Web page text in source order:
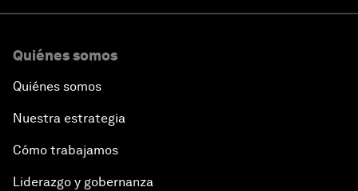
Quiénes somos
Quiénes somos
Nuestra estrategia
Cómo trabajamos
Liderazgo y gobernanza